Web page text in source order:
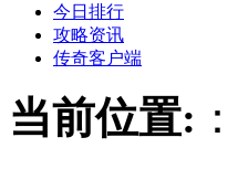
今日排行
攻略资讯
传奇客户端
当前位置: ：